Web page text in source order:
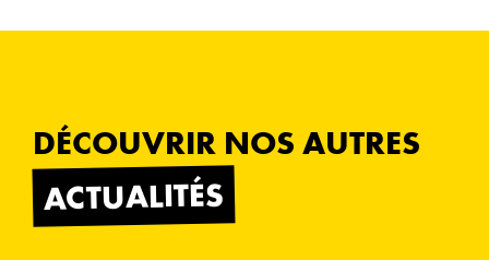
DÉCOUVRIR NOS AUTRES
ACTUALITÉS